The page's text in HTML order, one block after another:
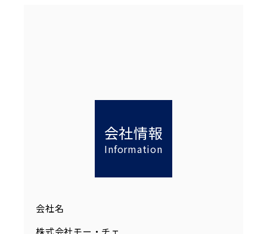
会社情報
Information
会社名
株式会社モー・チェ